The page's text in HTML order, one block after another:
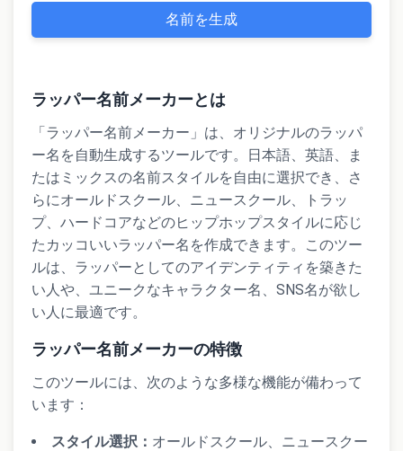
名前を生成
ラッパー名前メーカーとは
「ラッパー名前メーカー」は、オリジナルのラッパ
ー名を自動生成するツールです。日本語、英語、ま
たはミックスの名前スタイルを自由に選択でき、さ
らにオールドスクール、ニュースクール、トラッ
プ、ハードコアなどのヒップホップスタイルに応じ
たカッコいいラッパー名を作成できます。このツー
ルは、ラッパーとしてのアイデンティティを築きた
い人や、ユニークなキャラクター名、SNS名が欲し
い人に最適です。
ラッパー名前メーカーの特徴
このツールには、次のような多様な機能が備わって
います：
スタイル選択： オールドスクール、ニュースクー